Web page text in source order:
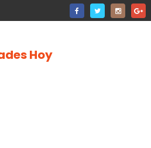
Hoy